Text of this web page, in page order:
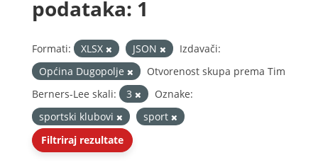
podataka: 1
Formati: XLSX JSON
Izdavači:
Općina Dugopolje
Otvorenost skupa prema Tim
Berners-Lee skali:
3
Oznake:
sportski klubovi
sport
Filtriraj rezultate